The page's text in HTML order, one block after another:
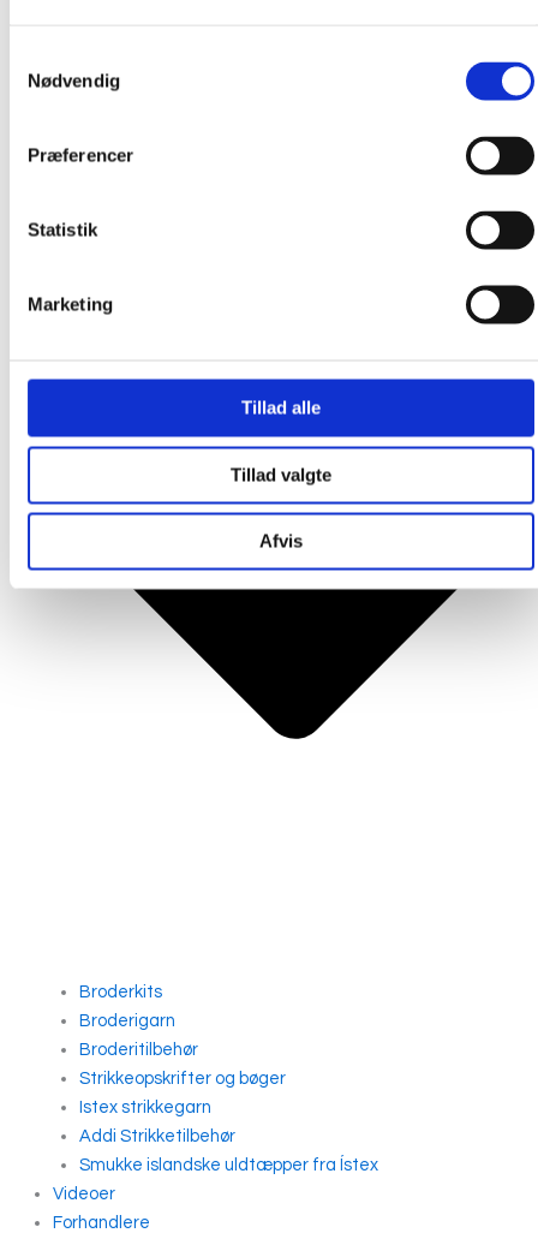
Nødvendig
Præferencer
Statistik
Marketing
Tillad alle
Tillad valgte
Afvis
Broderkits
Broderigarn
Broderitilbehør
Strikkeopskrifter og bøger
Istex strikkegarn
Addi Strikketilbehør
Smukke islandske uldtæpper fra Ístex
Videoer
Forhandlere